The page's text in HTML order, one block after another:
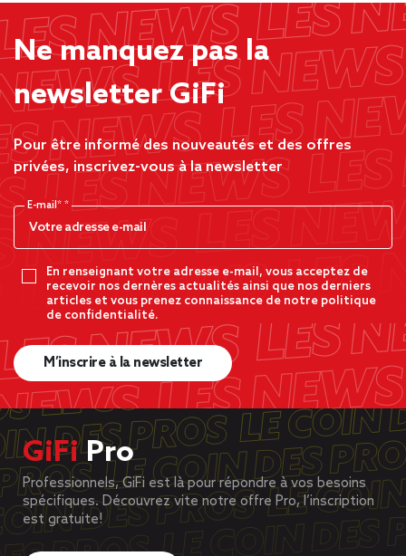
Ne manquez pas la
newsletter GiFi
Pour être informé des nouveautés et des offres
privées, inscrivez-vous à la newsletter
E-mail*
En renseignant votre adresse e-mail, vous acceptez de
recevoir nos dernères actualités ainsi que nos derniers
articles et vous prenez connaissance de notre politique
de confidentialité.
M’inscrire à la newsletter
GiFiPro
Professionnels, GiFi est là pour répondre à vos besoins
spécifiques. Découvrez vite notre offre Pro, l’inscription
est gratuite!